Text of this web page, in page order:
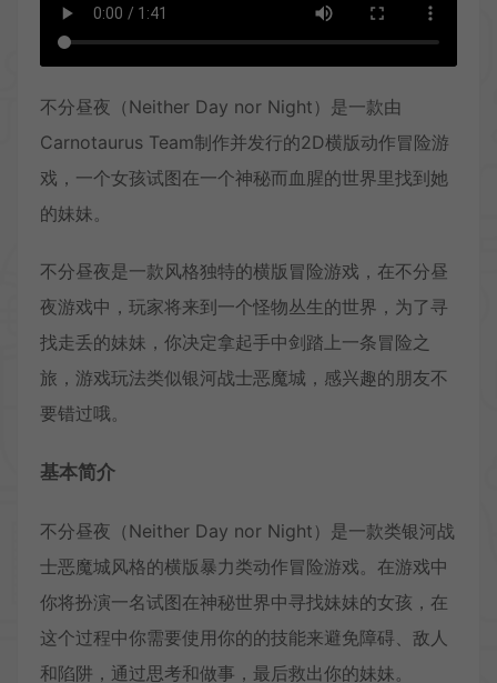
不分昼夜（Neither Day nor Night）是一款由
Carnotaurus Team制作并发行的2D横版动作冒险游
戏，一个女孩试图在一个神秘而血腥的世界里找到她
的妹妹。
不分昼夜是一款风格独特的横版冒险游戏，在不分昼
夜游戏中，玩家将来到一个怪物丛生的世界，为了寻
找走丢的妹妹，你决定拿起手中剑踏上一条冒险之
旅，游戏玩法类似银河战士恶魔城，感兴趣的朋友不
要错过哦。
基本简介
不分昼夜（Neither Day nor Night）是一款类银河战
士恶魔城风格的横版暴力类动作冒险游戏。在游戏中
你将扮演一名试图在神秘世界中寻找妹妹的女孩，在
这个过程中你需要使用你的的技能来避免障碍、敌人
和陷阱，通过思考和做事，最后救出你的妹妹。